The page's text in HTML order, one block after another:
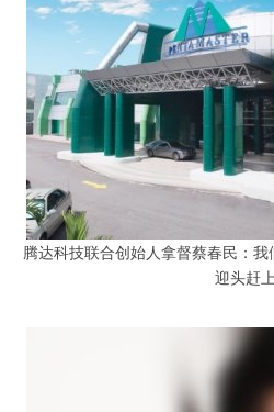
腾达科技联合创始人拿督蔡春民：
迎头赶上